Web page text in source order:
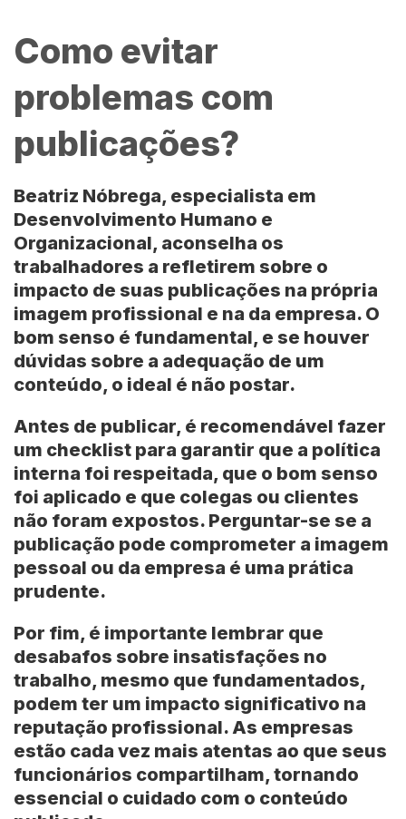
Como evitar
problemas com
publicações?
Beatriz Nóbrega, especialista em
Desenvolvimento Humano e
Organizacional, aconselha os
trabalhadores a refletirem sobre o
impacto de suas publicações na própria
imagem profissional e na da empresa. O
bom senso é fundamental, e se houver
dúvidas sobre a adequação de um
conteúdo, o ideal é não postar.
Antes de publicar, é recomendável fazer
um checklist para garantir que a política
interna foi respeitada, que o bom senso
foi aplicado e que colegas ou clientes
não foram expostos. Perguntar-se se a
publicação pode comprometer a imagem
pessoal ou da empresa é uma prática
prudente.
Por fim, é importante lembrar que
desabafos sobre insatisfações no
trabalho, mesmo que fundamentados,
podem ter um impacto significativo na
reputação profissional. As empresas
estão cada vez mais atentas ao que seus
funcionários compartilham, tornando
essencial o cuidado com o conteúdo